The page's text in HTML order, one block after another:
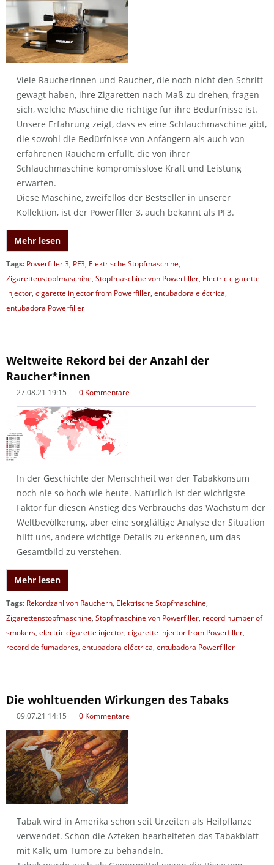
Viele Raucherinnen und Raucher, die noch nicht den Schritt
gewagt haben, ihre Zigaretten nach Maß zu drehen, fragen
sich, welche Maschine die richtige für ihre Bedürfnisse ist.
Unsere Erfahrung zeigt, dass es eine Schlauchmaschine gibt,
die sowohl die Bedürfnisse von Anfängern als auch von
erfahrenen Rauchern erfüllt, die von ihrer
Schlauchmaschine kompromisslose Kraft und Leistung
erwarten.
Diese Maschine, zweifellos der Bestseller in unserer
Kollektion, ist der Powerfiller 3, auch bekannt als PF3.
Mehr lesen
Tags: Powerfiller 3, PF3, Elektrische Stopfmaschine,
Zigarettenstopfmaschine, Stopfmaschine von Powerfiller, Electric cigarette
injector, cigarette injector from Powerfiller, entubadora eléctrica,
entubadora Powerfiller
Weltweite Rekord bei der Anzahl der
Raucher*innen
27.08.21 19:15 0 Kommentare
In der Geschichte der Menschheit war der Tabakkonsum
noch nie so hoch wie heute. Natürlich ist der wichtigste
Faktor für diesen Anstieg des Verbrauchs das Wachstum der
Weltbevölkerung, aber eine sorgfältige Analyse der Situation
hilft uns, andere wichtige Details zu erkennen, um das
Gesamtbild zu verstehen.
Mehr lesen
Tags: Rekordzahl von Rauchern, Elektrische Stopfmaschine,
Zigarettenstopfmaschine, Stopfmaschine von Powerfiller, record number of
smokers, electric cigarette injector, cigarette injector from Powerfiller,
record de fumadores, entubadora eléctrica, entubadora Powerfiller
Die wohltuenden Wirkungen des Tabaks
09.07.21 14:15 0 Kommentare
Tabak wird in Amerika schon seit Urzeiten als Heilpflanze
verwendet. Schon die Azteken bearbeiteten das Tabakblatt
mit Kalk, um Tumore zu behandeln.